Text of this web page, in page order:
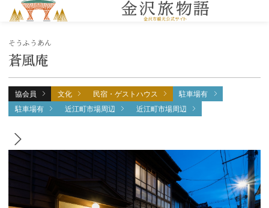
蒼風庵
そうふうあん
協会員 文化 民宿・ゲストハウス
駐車場有
駐車場有
近江町市場周辺 近江町市場周辺